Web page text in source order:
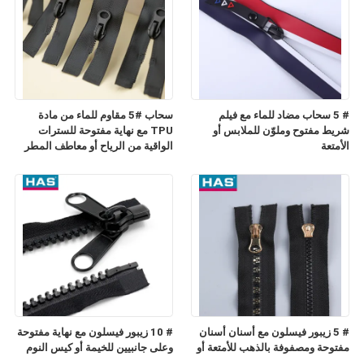
سحاب #5 مقاوم للماء من مادة
TPU مع نهاية مفتوحة للسترات
الواقية من الرياح أو معاطف المطر
# 5 سحاب مضاد للماء مع فيلم
شريط مفتوح وملوّن للملابس أو
الأمتعة
# 10 زيبور فيسلون مع نهاية مفتوحة
وعلى جانبيين للخيمة أو كيس النوم
# 5 زيبور فيسلون مع أسنان أسنان
مفتوحة ومصفوفة بالذهب للأمتعة أو